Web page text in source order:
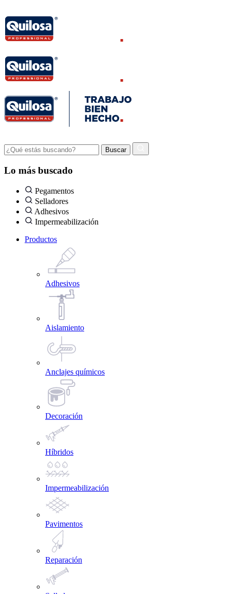
Lo más buscado
Pegamentos
Selladores
Adhesivos
Impermeabilización
Productos
Adhesivos
Aislamiento
Anclajes químicos
Decoración
Híbridos
Impermeabilización
Pavimentos
Reparación